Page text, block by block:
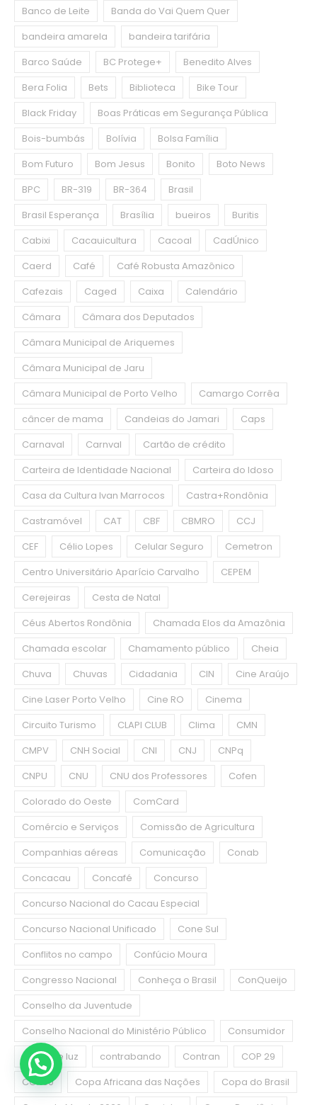
Banco de Leite
Banda do Vai Quem Quer
bandeira amarela
bandeira tarifária
Barco Saúde
BC Protege+
Benedito Alves
Bera Folia
Bets Biblioteca
Bike Tour
Black Friday
Boas Práticas em Segurança Pública
Bois-bumbás
Bolívia
Bolsa Família
Bom Futuro
Bom Jesus Bonito
Boto News
BPC
BR-319 BR-364
Brasil
Brasil Esperança
Brasília bueiros
Buritis
Cabixi
Cacauicultura Cacoal
CadÚnico
Caerd
Café
Café Robusta Amazônico
Cafezais
Caged Caixa
Calendário
Câmara
Câmara dos Deputados
Câmara Municipal de Ariquemes
Câmara Municipal de Jaru
Câmara Municipal de Porto Velho
Camargo Corrêa
câncer de mama
Candeias do Jamari
Caps
Carnaval
Carnval
Cartão de crédito
Carteira de Identidade Nacional
Carteira do Idoso
Casa da Cultura Ivan Marrocos
Castra+Rondônia
Castramóvel
CAT CBF CBMRO
CCJ
CEF
Célio Lopes Celular Seguro
Cemetron
Centro Universitário Aparício Carvalho
CEPEM
Cerejeiras
Cesta de Natal
Céus Abertos Rondônia
Chamada Elos da Amazônia
Chamada escolar
Chamamento público
Cheia
Chuva
Chuvas Cidadania CIN
Cine Araújo
Cine Laser Porto Velho
Cine RO
Cinema
Circuito Turismo
CLAPI CLUB Clima
CMN
CMPV
CNH Social CNI CNJ
CNPq
CNPU
CNU CNU dos Professores
Cofen
Colorado do Oeste
ComCard
Comércio e Serviços
Comissão de Agricultura
Companhias aéreas
Comunicação
Conab
Concacau
Concafé
Concurso
Concurso Nacional do Cacau Especial
Concurso Nacional Unificado
Cone Sul
Conflitos no campo
Confúcio Moura
Congresso Nacional
Conheça o Brasil
ConQueijo
Conselho da Juventude
Conselho Nacional do Ministério Público
Consumidor
conta de luz
contrabando Contran
COP 29
COP30
Copa Africana das Nações
Copa do Brasil